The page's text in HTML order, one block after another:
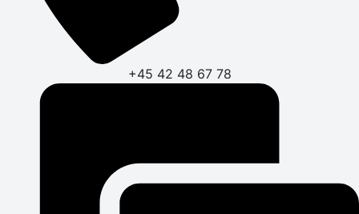
+45 42 48 67 78